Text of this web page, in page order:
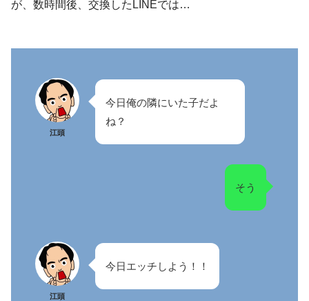
が、数時間後、交換したLINEでは…
江頭
今日俺の隣にいた子だよ
ね？
そう
江頭
今日エッチしよう！！